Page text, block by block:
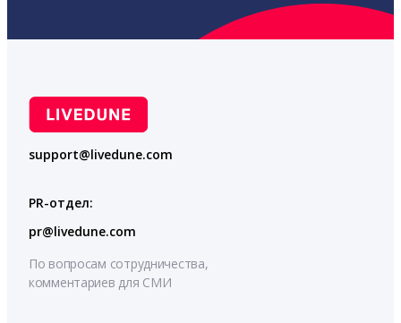
support@livedune.com
PR-отдел:
pr@livedune.com
По вопросам сотрудничества,
комментариев для СМИ